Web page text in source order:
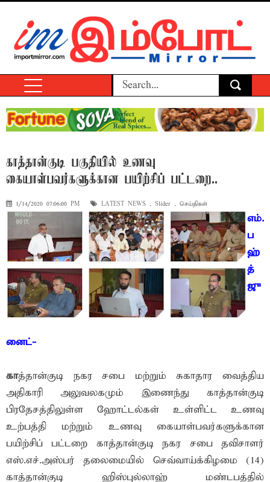
காத்தான்குடி பகுதியில் உணவு
கையாள்பவர்களுக்கான பயிற்சிப் பட்டறை..
1/14/2020 07:06:00 PM LATEST NEWS , Slider , செய்திகள்
எம்.
ப
ஹ்
த்
ஜு
னைட்-
காத்தான்குடி நகர சபை மற்றும் சுகாதார வைத்திய
அதிகாரி அலுவலகமும் இணைந்து காத்தான்குடி
பிரதேசத்திலுள்ள ஹோட்டல்கள் உள்ளிட்ட உணவு
உற்பத்தி மற்றும் உணவு கையாள்பவர்களுக்கான
பயிற்சிப் பட்டறை காத்தான்குடி நகர சபை தவிசாளர்
எஸ்.எச்.அஸ்பர் தலைமையில் செவ்வாய்க்கிழமை (14)
காத்தான்குடி ஹிஸ்புல்லாஹ் மண்டபத்தில்